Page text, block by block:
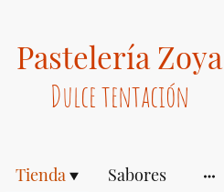
Pastelería Zoya
Dulce tentación
Tienda Sabores